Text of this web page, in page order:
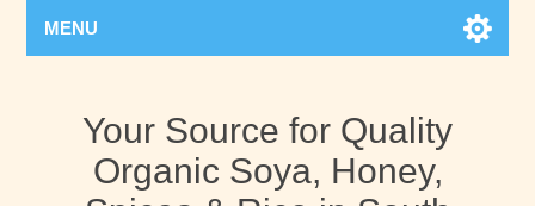
MENU
Your Source for Quality
Organic Soya, Honey,